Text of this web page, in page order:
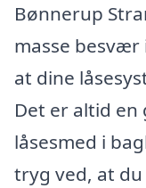
Bønnerup
masse
at dine
Det er altid en
låsesmed i
tryg ved, at